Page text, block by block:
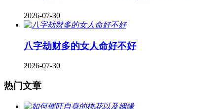
2026-07-30
八字劫财多的女人命好不好
2026-07-30
热门文章